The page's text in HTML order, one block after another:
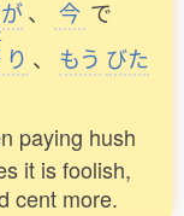
、 今 で
り 、 もう びた
paying hush
it is foolish,
cent more.